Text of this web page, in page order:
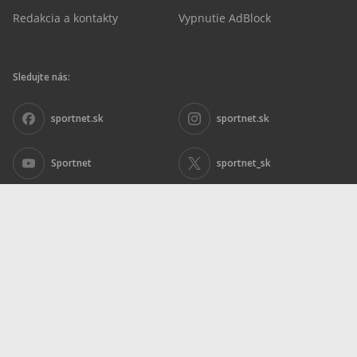
Redakcia a kontakty Vypnutie AdBlock
Sledujte nás:
sportnet.sk sportnet.sk
Sportnet sportnet_sk